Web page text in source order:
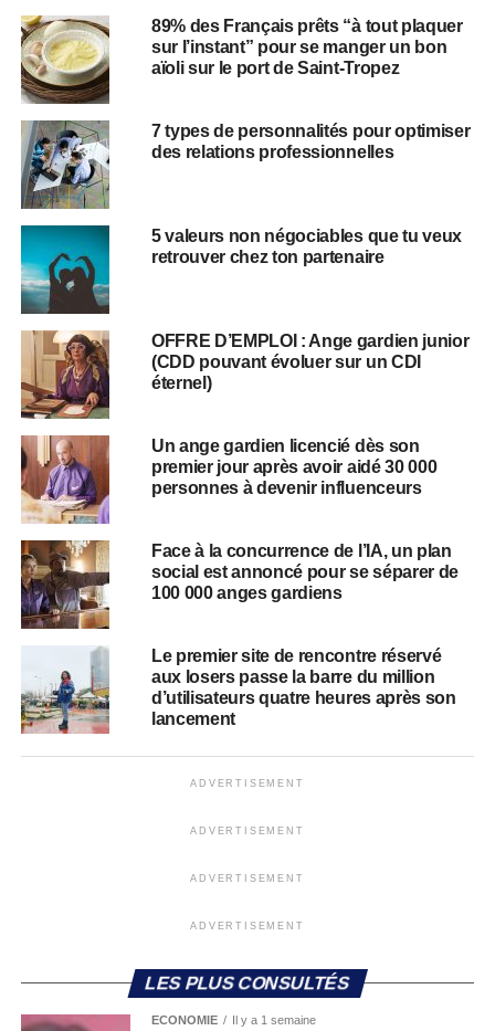
89% des Français prêts “à tout plaquer
sur l’instant” pour se manger un bon
aïoli sur le port de Saint-Tropez
7 types de personnalités pour optimiser
des relations professionnelles
5 valeurs non négociables que tu veux
retrouver chez ton partenaire
OFFRE D’EMPLOI : Ange gardien junior
(CDD pouvant évoluer sur un CDI
éternel)
Un ange gardien licencié dès son
premier jour après avoir aidé 30 000
personnes à devenir influenceurs
Face à la concurrence de l’IA, un plan
social est annoncé pour se séparer de
100 000 anges gardiens
Le premier site de rencontre réservé
aux losers passe la barre du million
d’utilisateurs quatre heures après son
lancement
ADVERTISEMENT
ADVERTISEMENT
ADVERTISEMENT
ADVERTISEMENT
LES PLUS CONSULTÉS
ECONOMIE Il y a 1 semaine